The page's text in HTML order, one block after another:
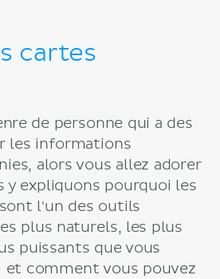
cartes
de personne qui a des
les informations
alors vous allez adorer
y expliquons pourquoi les
l'un des outils
plus naturels, les plus
puissants que vous
et comment vous pouvez